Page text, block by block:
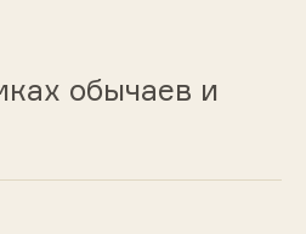
обычаев и